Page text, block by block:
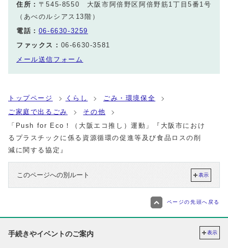
住所： 〒545-8550 大阪市阿倍野区阿倍野筋1丁目5番1号
（あべのルシアス13階）
電話： 06-6630-3259
ファックス： 06-6630-3581
メール送信フォーム
トップページ くらし
ごみ・環境保全
ご家庭で出るごみ
その他
「Push for Eco！（大阪エコ推し）運動」『大阪市におけ
るプラスチックに係る資源循環の促進等及び食品ロスの削
減に関する協定』
このページへの別ルート 表示
ページの先頭へ戻る
手続きやイベントのご案内 表示